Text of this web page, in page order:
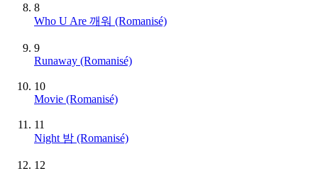
8
Who U Are 깨워 (Romanisé)
9
Runaway (Romanisé)
10
Movie (Romanisé)
11
Night 밤 (Romanisé)
12